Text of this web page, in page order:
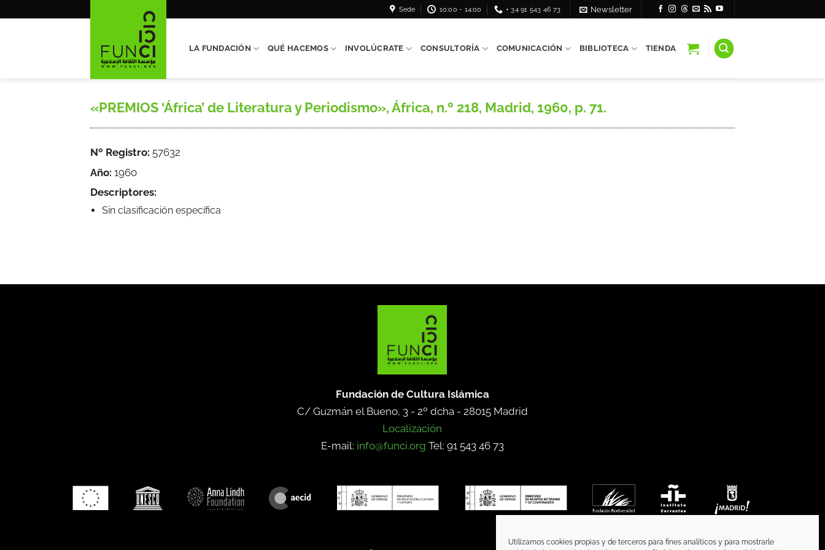
Utilizamos cookies propias y de terceros para fines analíticos y para mostrarle
Sede 10:00 - 14:00 + 34 91 543 46 73 Newsletter
LA FUNDACIÓN QUÉ HACEMOS INVOLÚCRATE CONSULTORÍA COMUNICACIÓN BIBLIOTECA TIENDA
«PREMIOS ‘África’ de Literatura y Periodismo», África, n.º 218, Madrid, 1960, p. 71.
Nº Registro: 57632
Año: 1960
Descriptores:
Sin clasificación específica
Fundación de Cultura Islámica
C/ Guzmán el Bueno, 3 - 2º dcha - 28015 Madrid
Localización
E-mail: info@funci.org Tel: 91 543 46 73